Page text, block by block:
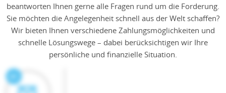
beantworten Ihnen gerne alle Fragen rund um die Forderung.
Sie möchten die Angelegenheit schnell aus der Welt schaffen?
Wir bieten Ihnen verschiedene Zahlungsmöglichkeiten und
schnelle Lösungswege – dabei berücksichtigen wir Ihre
persönliche und finanzielle Situation.